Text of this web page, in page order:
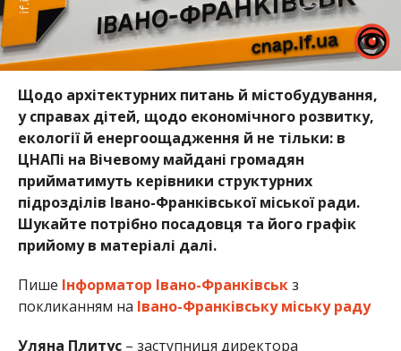
Щодо архітектурних питань й містобудування,
у справах дітей, щодо економічного розвитку,
екології й енергоощадження й не тільки: в
ЦНАПі на Вічевому майдані громадян
прийматимуть керівники структурних
підрозділів Івано-Франківської міської ради.
Шукайте потрібно посадовця та його графік
прийому в матеріалі далі.
Пише Інформатор Івано-Франківськз
покликанням на Івано-Франківську міську раду
Уляна Плитус– заступниця директора